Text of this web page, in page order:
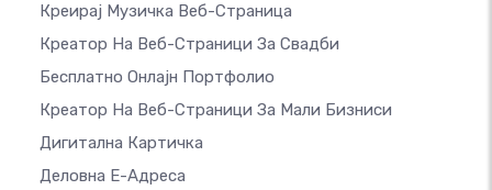
Креирај Музичка Веб-Страница
Креатор На Веб-Страници За Свадби
Бесплатно Онлајн Портфолио
Креатор На Веб-Страници За Мали Бизниси
Дигитална Картичка
Деловна Е-Адреса